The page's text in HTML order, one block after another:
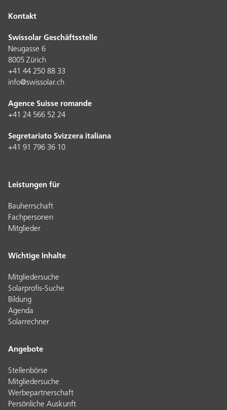
Kontakt
Swissolar Geschäftsstelle
Neugasse 6
8005 Zürich
+41 44 250 88 33
info@swissolar.ch
Agence Suisse romande
+41 24 566 52 24
Segretariato Svizzera italiana
+41 91 796 36 10
Leistungen für
Bauherrschaft
Fachpersonen
Mitglieder
Wichtige Inhalte
Mitgliedersuche
Solarprofis-Suche
Bildung
Agenda
Solarrechner
Angebote
Stellenbörse
Mitgliedersuche
Werbepartnerschaft
Persönliche Auskunft